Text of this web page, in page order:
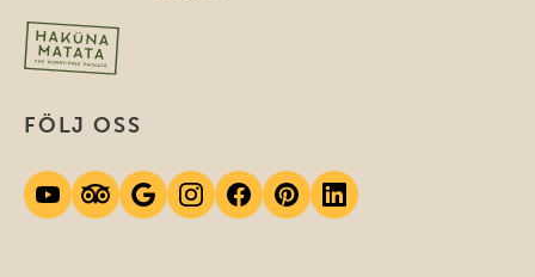
FÖLJ OSS